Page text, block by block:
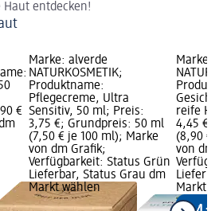
entdecken!
€
Marke: alverde
NATURKOSMETIK;
Produktname:
Pflegecreme, Ultra
Sensitiv, 50 ml; Preis:
3,75 €; Grundpreis: 50 ml
(7,50 € je 100 ml); Marke
von dm Grafik;
Verfügbarkeit: Status Grün
Lieferbar, Status Grau dm
Markt wählen
Marke:
reife
4,45 €;
(8,90 €
von dm
Markt